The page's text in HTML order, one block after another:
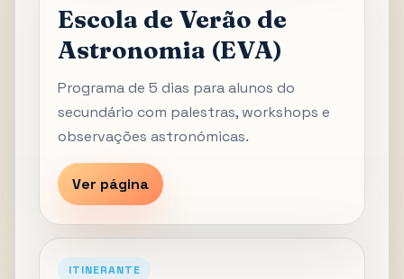
Escola de Verão de
Astronomia (EVA)
Programa de 5 dias para alunos do
secundário com palestras, workshops e
observações astronómicas.
Ver página
ITINERANTE